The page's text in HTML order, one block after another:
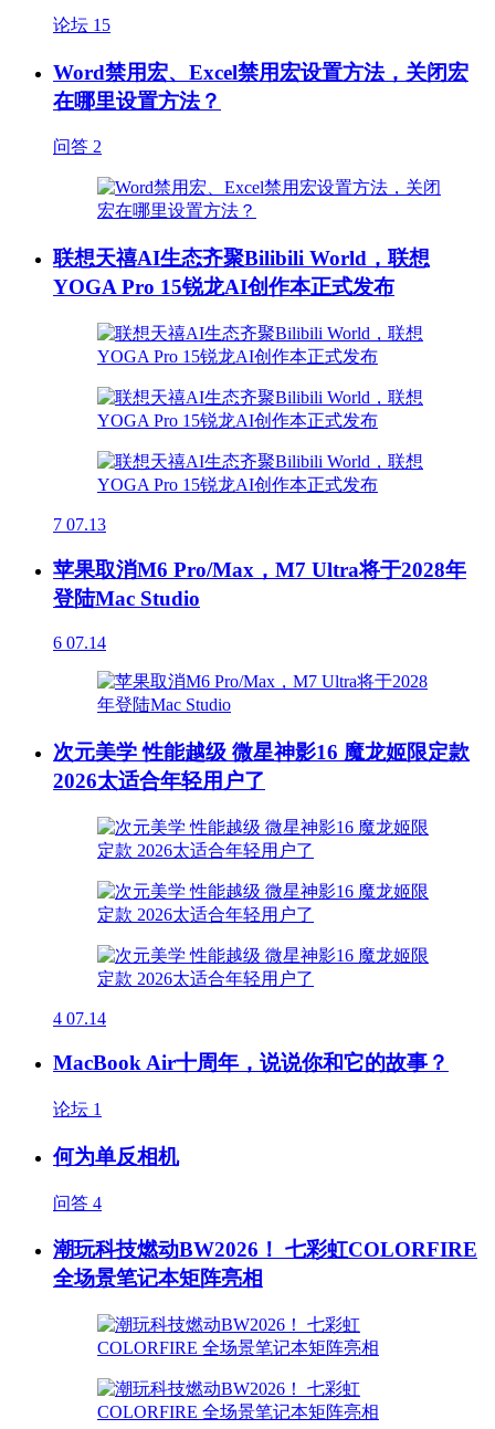
论坛 15
Word禁用宏、Excel禁用宏设置方法，关闭宏
在哪里设置方法？
问答 2
联想天禧AI生态齐聚Bilibili World，联想
YOGA Pro 15锐龙AI创作本正式发布
7 07.13
苹果取消M6 Pro/Max，M7 Ultra将于2028年
登陆Mac Studio
6 07.14
次元美学 性能越级 微星神影16 魔龙姬限定款
2026太适合年轻用户了
4 07.14
MacBook Air十周年，说说你和它的故事？
论坛 1
何为单反相机
问答 4
潮玩科技燃动BW2026！ 七彩虹COLORFIRE
全场景笔记本矩阵亮相